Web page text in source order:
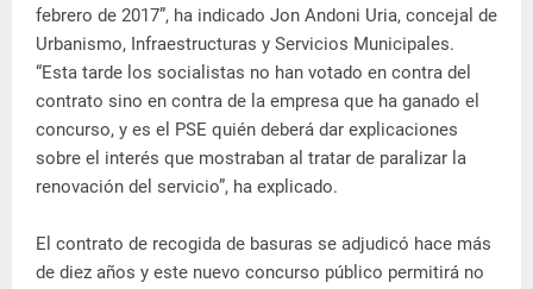
febrero de 2017”, ha indicado Jon Andoni Uria, concejal de
Urbanismo, Infraestructuras y Servicios Municipales.
“Esta tarde los socialistas no han votado en contra del
contrato sino en contra de la empresa que ha ganado el
concurso, y es el PSE quién deberá dar explicaciones
sobre el interés que mostraban al tratar de paralizar la
renovación del servicio”, ha explicado.
El contrato de recogida de basuras se adjudicó hace más
de diez años y este nuevo concurso público permitirá no